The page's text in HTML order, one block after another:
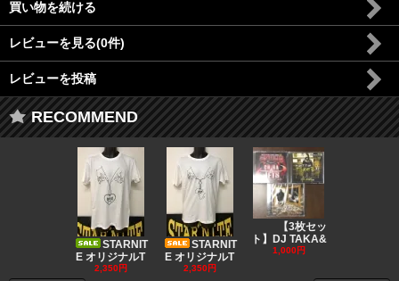
買い物を続ける
レビューを見る(0件)
レビューを投稿
RECOMMEND
STARNIT
E オリジナルT
2,350円
STARNIT
E オリジナルT
2,350円
【3枚セッ
ト】DJ TAKA&
1,000円